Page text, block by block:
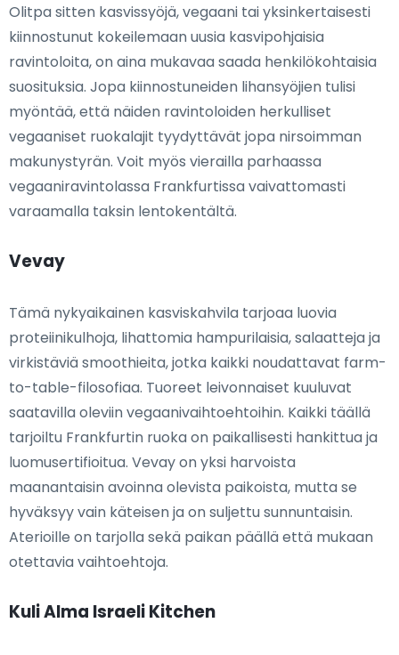
Olitpa sitten kasvissyöjä, vegaani tai yksinkertaisesti
kiinnostunut kokeilemaan uusia kasvipohjaisia
ravintoloita, on aina mukavaa saada henkilökohtaisia
suosituksia. Jopa kiinnostuneiden lihansyöjien tulisi
myöntää, että näiden ravintoloiden herkulliset
vegaaniset ruokalajit tyydyttävät jopa nirsoimman
makunystyrän. Voit myös vierailla parhaassa
vegaaniravintolassa Frankfurtissa vaivattomasti
varaamalla taksin lentokentältä.
Vevay
Tämä nykyaikainen kasviskahvila tarjoaa luovia
proteiinikulhoja, lihattomia hampurilaisia, salaatteja ja
virkistäviä smoothieita, jotka kaikki noudattavat farm-
to-table-filosofiaa. Tuoreet leivonnaiset kuuluvat
saatavilla oleviin vegaanivaihtoehtoihin. Kaikki täällä
tarjoiltu Frankfurtin ruoka on paikallisesti hankittua ja
luomusertifioitua. Vevay on yksi harvoista
maanantaisin avoinna olevista paikoista, mutta se
hyväksyy vain käteisen ja on suljettu sunnuntaisin.
Aterioille on tarjolla sekä paikan päällä että mukaan
otettavia vaihtoehtoja.
Kuli Alma Israeli Kitchen